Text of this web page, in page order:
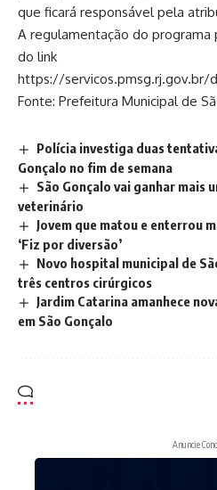
que ficará responsável pela
A regulamentação do programa
do link
https://servicos.pmsg.rj.gov.br/
Fonte: Prefeitura Municipal de
Polícia investiga duas
Gonçalo no fim de semana
São Gonçalo vai ganhar mais
veterinário
Jovem que matou e enterrou
‘Fiz por diversão’
Novo hospital municipal de
três centros cirúrgicos
Jardim Catarina amanhece
em São Gonçalo
Anuncie